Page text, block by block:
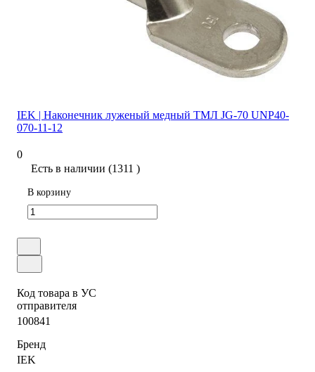
IEK | Наконечник луженый медный ТМЛ JG-70 UNP40-
070-11-12
0
Есть в наличии (1311 )
В корзину
Код товара в УС
отправителя
100841
Бренд
IEK